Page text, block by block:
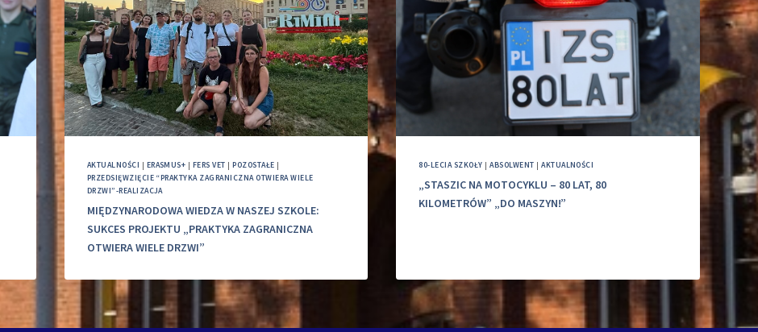
AKTUALNOŚCI | ERASMUS+ | FERS VET |POZOSTAŁE |
PRZEDSIĘWZIĘCIE “PRAKTYKA ZAGRANICZNA OTWIERA WIELE
DRZWI”-REALIZACJA
MIĘDZYNARODOWA WIEDZA W NASZEJ SZKOLE:
SUKCES PROJEKTU „PRAKTYKA ZAGRANICZNA
OTWIERA WIELE DRZWI”
80-LECIA SZKOŁY |ABSOLWENT |AKTUALNOŚCI
„STASZIC NA MOTOCYKLU – 80 LAT, 80
KILOMETRÓW” „DO MASZYN!”